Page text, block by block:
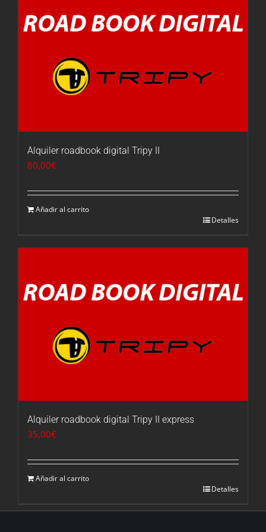
Alquiler roadbook digital Tripy II
80,00€
Añadir al carrito
Detalles
Alquiler roadbook digital Tripy II express
35,00€
Añadir al carrito
Detalles